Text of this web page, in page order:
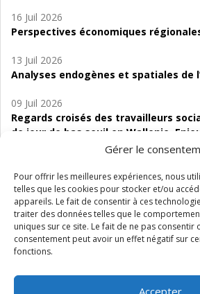
Gérer le
Pour offrir les meilleures expériences, nous
telles que les cookies pour stocker et/ou
appareils. Le fait de consentir à ces
traiter des données telles que le
uniques sur ce site. Le fait de ne pas consentir
consentement peut avoir un effet négatif sur
fonctions.
Accepter
16 Juil 2026
Perspectives économiques
13 Juil 2026
Analyses endogènes et spatiales de
09 Juil 2026
Regards croisés des travailleurs
de jour de bas seuil en Wallonie.
06 Juil 2026
Étude d’évaluabilité des Structures
d’accompagnement à l’autocréation
01 Juil 2026
Pénurie du personnel infirmier :quels
Wallonie ?